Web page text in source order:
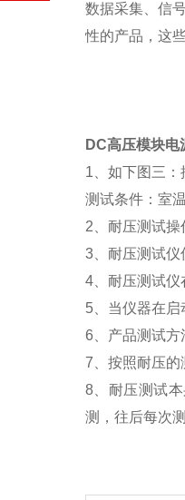
数据采集、信
性的产品，这
DC高压模块
1、如下图三
测试条件：室
2、耐压测试
3、耐压测试仪
4、耐压测试仪
5、当仪器在
6、产品测试方
7、按照耐压的
8、耐压测试
测，往后每次